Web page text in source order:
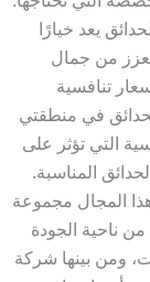
يعد خيارًا
من جمال
تنافسية
في منطقتي
التي تؤثر على
المناسبة.
المجال مجموعة
ناحية الجودة
ومن بينها شركة